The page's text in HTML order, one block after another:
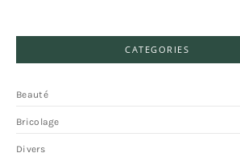
CATEGORIES
Beauté
Bricolage
Divers